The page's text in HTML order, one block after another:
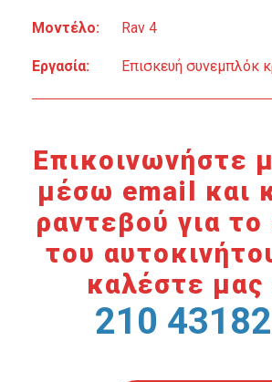
Μοντέλο: Rav 4
Εργασία: Επισκευή συνεμπλόκ
Επικοινωνήστε
μέσω email και
ραντεβού για
του
καλέστε μας
210